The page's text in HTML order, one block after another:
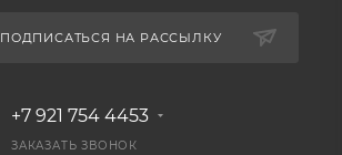
ПОДПИСАТЬСЯ НА РАССЫЛКУ
+7 921 754 4453
ЗАКАЗАТЬ ЗВОНОК